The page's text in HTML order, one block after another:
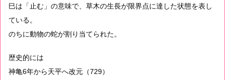
巳は「止む」の意味で、草木の生長が限界点に達した状態を表し
ている。
のちに動物の蛇が割り当てられた。
歴史的には
神亀6年から天平へ改元（729）